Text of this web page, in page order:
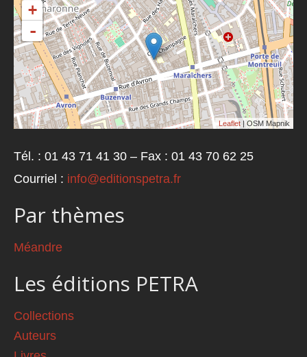
+
-
Leaflet | OSM Mapnik
Tél. : 01 43 71 41 30 – Fax : 01 43 70 62 25
Courriel : info@editionspetra.fr
Par thèmes
Méandre
Les éditions PETRA
Collections
Auteurs